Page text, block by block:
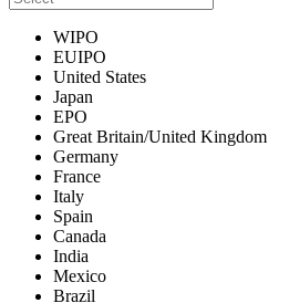
WIPO
EUIPO
United States
Japan
EPO
Great Britain/United Kingdom
Germany
France
Italy
Spain
Canada
India
Mexico
Brazil